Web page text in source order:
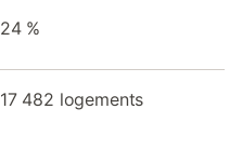
24 %
17 482 logements